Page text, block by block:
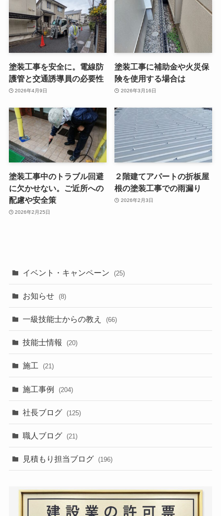
塗装工事を安全に。電線防
護管と交通誘導員の必要性
2026年4月9日
塗装工事に補助金や火災保
険を使用する場合は
2026年3月16日
塗装工事中のトラブル回避
に欠かせない。ご近所への
配慮や安全策
2026年2月25日
２階建てアパートの折板屋
根の塗装工事での雨漏り
2026年2月3日
イベント・キャンペーン (25)
お知らせ (8)
一級技能士からの教え (66)
技能士情報 (20)
施工 (21)
施工事例 (204)
社長ブログ (125)
職人ブログ (21)
見積もり担当ブログ (196)